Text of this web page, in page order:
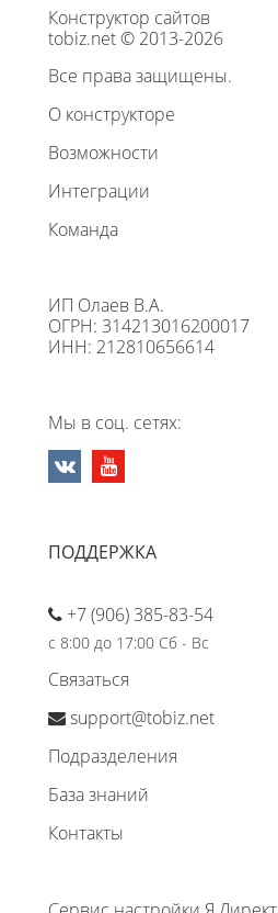
Конструктор сайтов
tobiz.net © 2013-2026
Все права защищены.
О конструкторе
Возможности
Интеграции
Команда
ИП Олаев В.А.
ОГРН: 314213016200017
ИНН: 212810656614
Мы в соц. сетях:
ПОДДЕРЖКА
+7 (906) 385-83-54
с 8:00 до 17:00 Сб - Вс
Связаться
support@tobiz.net
Подразделения
База знаний
Контакты